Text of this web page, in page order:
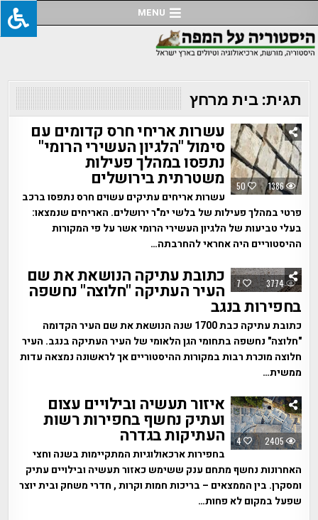
to
content
MENU
תגית:בית מרחץ
50 1386
עשרות אריחי חרס קדומים עם
סימול "הלגיון העשירי הרומי"
נתפסו במהלך פעילות
משטרתית בירושלים
עשרות אריחים עתיקים עשוים חרס נתפסו ברכב
פרטי במהלך פעילות של בלשי ימ"ר ירושלים. האריחים שנמצאו:
בעלי טביעות של הלגיון העשירי הרומי אשר על פי המקורות
ההיסטוריים היה אחראי להחרבתה…
7 3774 כתובת עתיקה הנושאת את שם
העיר העתיקה "חלוצה" נחשפה
בחפירות בנגב
כתובת עתיקה כבת 1700 שנה הנושאת את שם העיר הקדומה
"חלוצה" נחשפה בתחומי הגן הלאומי של העיר העתיקה בנגב. העיר
חלוצה מוכרת רבות במקורות ההיסטוריים אך לראשונה נמצאה עדות
ממשית…
4 2405
איזור תעשיה ובילויים עצום
ועתיק נחשף בחפירות רשות
העתיקות בגדרה
בחפירות ארכאולוגיות המתקיימות בשנה וחצי
האחרונות נחשף מתחם ענק ששימש כאזור תעשיה ובילויים עתיק
ומסקרן. בין הממצאים – בריכות חמות וקרות , חדרי משחק ובית יוצר
שפעל במקום לא פחות…